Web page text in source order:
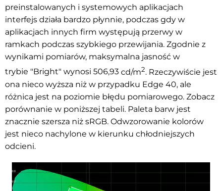
preinstalowanych i systemowych aplikacjach
interfejs działa bardzo płynnie, podczas gdy w
aplikacjach innych firm występują przerwy w
ramkach podczas szybkiego przewijania. Zgodnie z
wynikami pomiarów, maksymalna jasność w
trybie "Bright" wynosi 506,93 cd/m2. Rzeczywiście jest
ona nieco wyższa niż w przypadku Edge 40, ale
różnica jest na poziomie błędu pomiarowego. Zobacz
porównanie w poniższej tabeli. Paleta barw jest
znacznie szersza niż sRGB. Odwzorowanie kolorów
jest nieco nachylone w kierunku chłodniejszych
odcieni.